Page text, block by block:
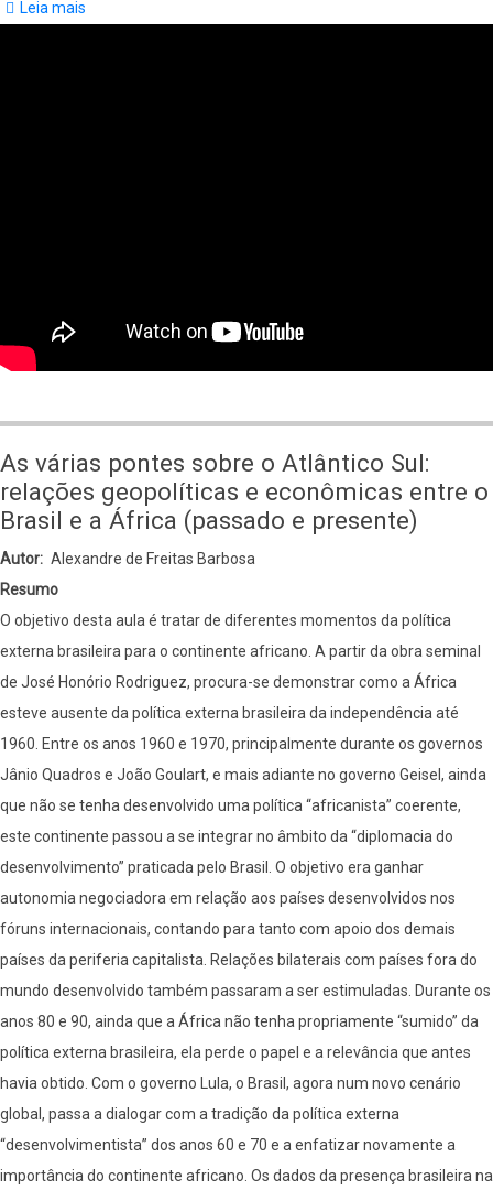
Leia mais
As várias pontes sobre o Atlântico Sul:
relações geopolíticas e econômicas entre o
Brasil e a África (passado e presente)
Autor
Alexandre de Freitas Barbosa
Resumo
O objetivo desta aula é tratar de diferentes momentos da política
externa brasileira para o continente africano. A partir da obra seminal
de José Honório Rodriguez, procura-se demonstrar como a África
esteve ausente da política externa brasileira da independência até
1960. Entre os anos 1960 e 1970, principalmente durante os governos
Jânio Quadros e João Goulart, e mais adiante no governo Geisel, ainda
que não se tenha desenvolvido uma política “africanista” coerente,
este continente passou a se integrar no âmbito da “diplomacia do
desenvolvimento” praticada pelo Brasil. O objetivo era ganhar
autonomia negociadora em relação aos países desenvolvidos nos
fóruns internacionais, contando para tanto com apoio dos demais
países da periferia capitalista. Relações bilaterais com países fora do
mundo desenvolvido também passaram a ser estimuladas. Durante os
anos 80 e 90, ainda que a África não tenha propriamente “sumido” da
política externa brasileira, ela perde o papel e a relevância que antes
havia obtido. Com o governo Lula, o Brasil, agora num novo cenário
global, passa a dialogar com a tradição da política externa
“desenvolvimentista” dos anos 60 e 70 e a enfatizar novamente a
importância do continente africano. Os dados da presença brasileira na